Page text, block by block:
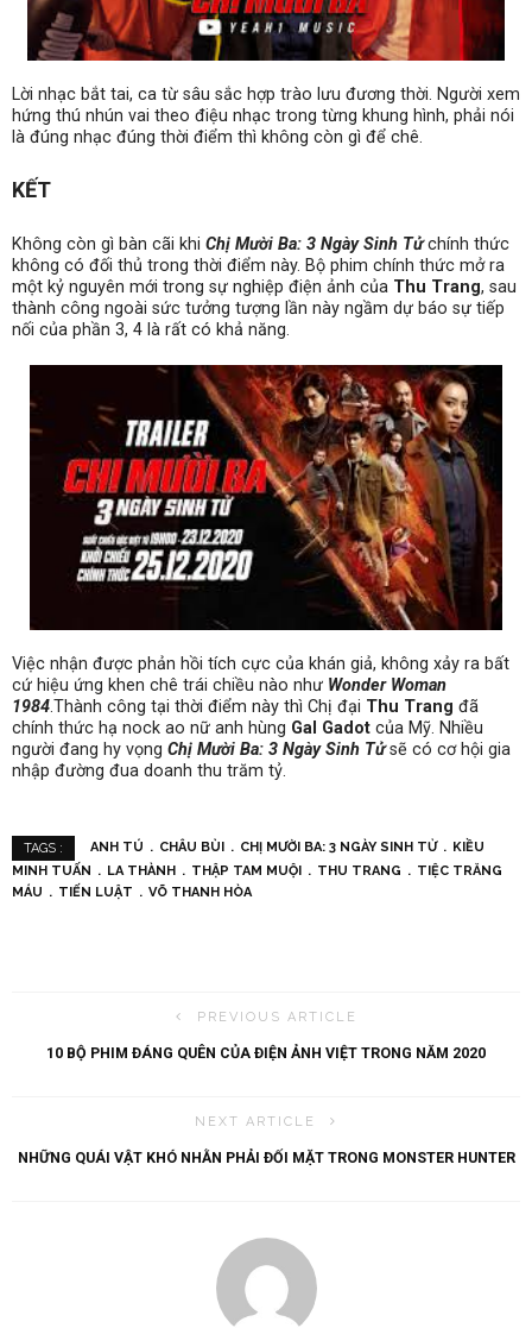
Lời nhạc bắt tai, ca từ sâu sắc hợp trào lưu đương thời. Người xem
hứng thú nhún vai theo điệu nhạc trong từng khung hình, phải nói
là đúng nhạc đúng thời điểm thì không còn gì để chê.
KẾT
Không còn gì bàn cãi khi Chị Mười Ba: 3 Ngày Sinh Tửchính thức
không có đối thủ trong thời điểm này. Bộ phim chính thức mở ra
một kỷ nguyên mới trong sự nghiệp điện ảnh của Thu Trang, sau
thành công ngoài sức tưởng tượng lần này ngầm dự báo sự tiếp
nối của phần 3, 4 là rất có khả năng.
Việc nhận được phản hồi tích cực của khán giả, không xảy ra bất
cứ hiệu ứng khen chê trái chiều nào như Wonder Woman
1984.Thành công tại thời điểm này thì Chị đại Thu Trang đã
chính thức hạ nock ao nữ anh hùng Gal Gadot của Mỹ. Nhiều
người đang hy vọng Chị Mười Ba: 3 Ngày Sinh Tửsẽ có cơ hội gia
nhập đường đua doanh thu trăm tỷ.
TAGS : ANH TÚ CHÂU BÙI CHỊ MƯỜI BA: 3 NGÀY SINH TỬ
KIỀU
MINH TUẤN
LA THÀNH THẬP TAM MUỘI THU TRANG
TIỆC TRĂNG
MÁU
TIẾN LUẬT VÕ THANH HÒA
PREVIOUS ARTICLE
10 BỘ PHIM ĐÁNG QUÊN CỦA ĐIỆN ẢNH VIỆT TRONG NĂM 2020
NEXT ARTICLE
NHỮNG QUÁI VẬT KHÓ NHẰN PHẢI ĐỐI MẶT TRONG MONSTER HUNTER